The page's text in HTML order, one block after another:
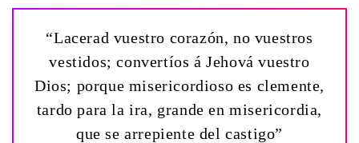
“Lacerad vuestro corazón, no vuestros
vestidos; convertíos á Jehová vuestro
Dios; porque misericordioso es clemente,
tardo para la ira, grande en misericordia,
que se arrepiente del castigo”